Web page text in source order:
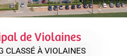
de Violaines
CLASSÉ À VIOLAINES